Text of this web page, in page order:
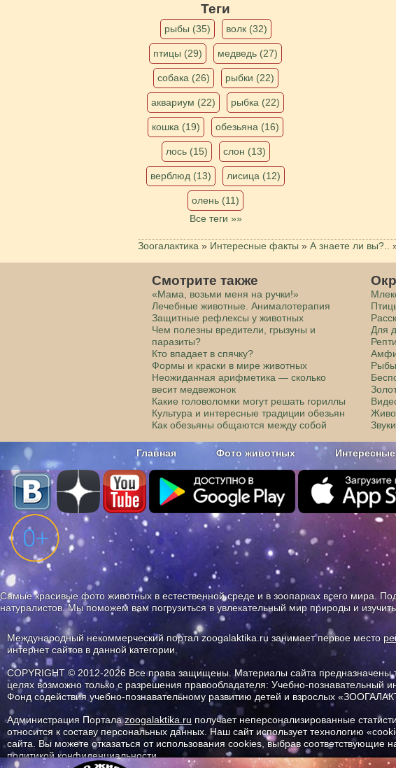
Теги
рыбы (35) волк (32)
птицы (29) медведь (27)
собака (26) рыбки (22)
аквариум (22) рыбка (22)
кошка (19) обезьяна (16)
лось (15) слон (13)
верблюд (13) лисица (12)
олень (11)
Все теги »»
Зоогалактика » Интересные факты » А знаете ли вы?..
Смотрите также
«Мама, возьми меня на ручки!»
Лечебные животные. Анималотерапия
Защитные рефлексы у животных
Чем полезны вредители, грызуны и
паразиты?
Кто впадает в спячку?
Формы и краски в мире животных
Неожиданная арифметика — сколько
весит медвежонок
Какие головоломки могут решать гориллы
Культура и интересные традиции обезьян
Как обезьяны общаются между собой
Для
Рыбы
Главная Фото животных
Наши приложения. Бесплатно и без рекламы
Самые красивые фото животных в естественной среде и в зоопарках всего мира.
натуралистов. Мы поможем вам погрузиться в увлекательный мир природы и
Международный некоммерческий портал zoogalaktika.ru занимает первое место
интернет сайтов в данной категории.
COPYRIGHT © 2012-2026 Все права защищены. Материалы сайта предназначены
целях возможно только с разрешения правообладателя: Учебно-познавательный
Фонд содействия учебно-познавательному развитию детей и взрослых
Администрация Порталаzoogalaktika.ru получает неперсонализированные
относится к составу персональных данных. Наш сайт использует технологию
сайта. Вы можете отказаться от использования cookies, выбрав соответствующие
политикой конфиденциальности.